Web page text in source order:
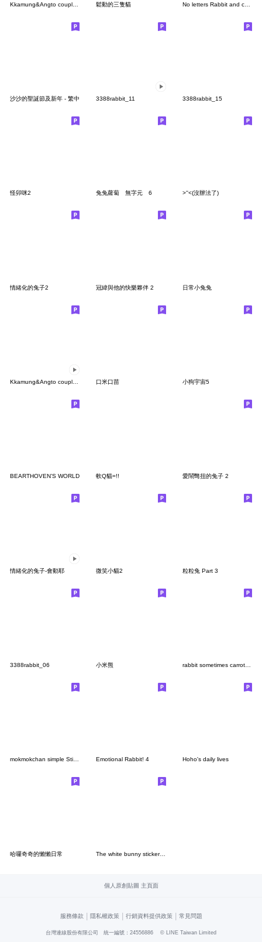
鬆動的三隻貓 No letters Rabbit and carrot
沙沙的聖誕節及新年 - 繁中 3388rabbit_11 3388rabbit_15
怪卯咪2 兔兔蘿蔔 無字元 6 >''<(沒辦法了)
情緒化的兔子2 冠緯與他的快樂夥伴 2 日常小兔兔
口米口苗 小狗宇宙5
BEARTHOVEN’S WORLD 軟Q貓=!! 愛鬧彆扭的兔子 2
情緒化的兔子-會動耶 微笑小貓2 粒粒兔 Part 3
3388rabbit_06 小米熊 rabbit sometimes carrot no text10
mokmokchan simple Sticker Emotional Rabbit! 4 Hoho's daily lives
哈囉奇奇的懶懶日常 The white bunny stickers 9
個人原創貼圖 主頁面
服務條款 | 隱私權政策 | 行銷資料提供政策 | 常見問題
台灣連線股份有限公司 統一編號：24556886 © LINE Taiwan Limited